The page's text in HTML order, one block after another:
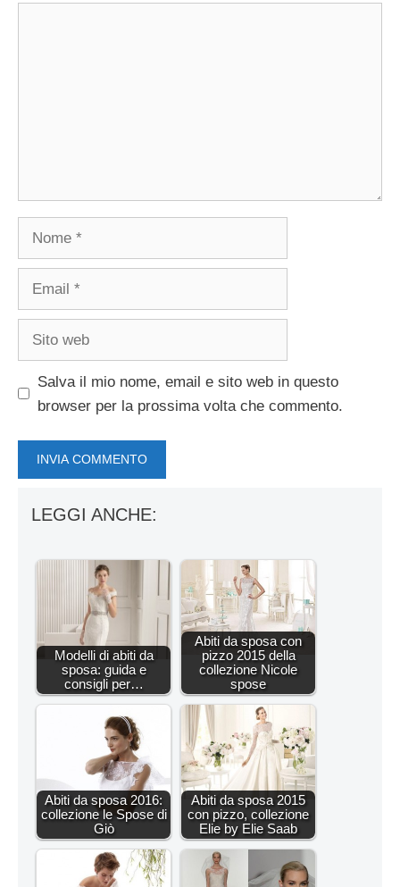
Salva il mio nome, email e sito web in questo
browser per la prossima volta che commento.
LEGGI ANCHE:
Modelli di abiti da
sposa: guida e
consigli per…
Abiti da sposa con
pizzo 2015 della
collezione Nicole
spose
Abiti da sposa 2016:
collezione le Spose di
Giò
Abiti da sposa 2015
con pizzo, collezione
Elie by Elie Saab